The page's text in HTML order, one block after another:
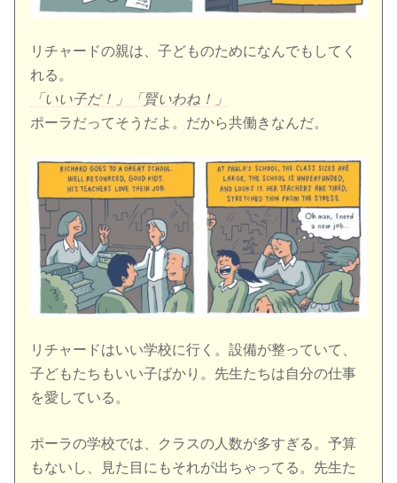
リチャードの親は、子どものためになんでもしてく
れる。
「いい子だ！」「賢いわね！」
ポーラだってそうだよ。だから共働きなんだ。
リチャードはいい学校に行く。設備が整っていて、
子どもたちもいい子ばかり。先生たちは自分の仕事
を愛している。
ポーラの学校では、クラスの人数が多すぎる。予算
もないし、見た目にもそれが出ちゃってる。先生た